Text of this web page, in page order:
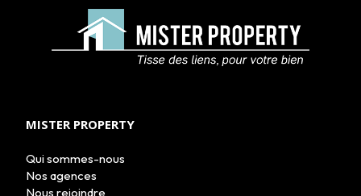
LE GROUPE
CONTACT
MISTER PROPERTY
Qui sommes-nous
Nos agences
Nous rejoindre